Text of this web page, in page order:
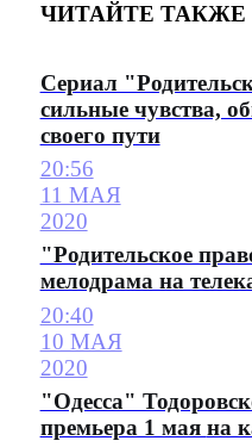
ЧИТАЙТЕ ТАКЖЕ
Сериал
сильные чувства,
своего пути
20:56
11 МАЯ
2020
"Родительское
мелодрама на
20:40
10 МАЯ
2020
"Одесса"